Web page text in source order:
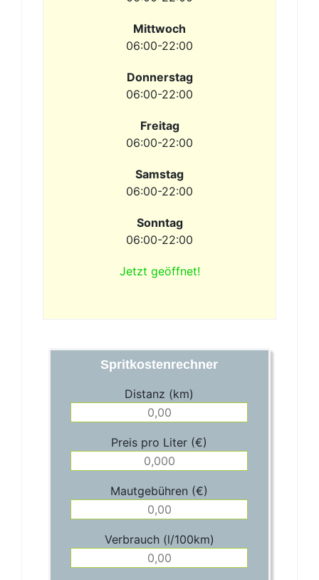
Mittwoch
06:00-22:00
Donnerstag
06:00-22:00
Freitag
06:00-22:00
Samstag
06:00-22:00
Sonntag
06:00-22:00
Jetzt geöffnet!
Spritkostenrechner
Distanz (km)
Preis pro Liter (€)
Mautgebühren (€)
Verbrauch (l/100km)